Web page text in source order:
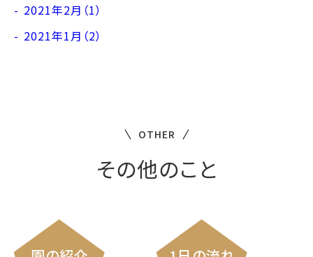
2021年2月（1）
2021年1月（2）
OTHER
その他のこと